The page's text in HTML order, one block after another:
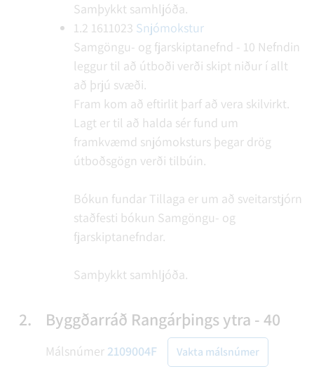
Samþykkt samhljóða.
1.2 1611023 Snjómokstur
Samgöngu- og fjarskiptanefnd - 10 Nefndin
leggur til að útboði verði skipt niður í allt
að þrjú svæði.
Fram kom að eftirlit þarf að vera skilvirkt.
Lagt er til að halda sér fund um
framkvæmd snjómoksturs þegar drög
útboðsgögn verði tilbúin.
Bókun fundar Tillaga er um að sveitarstjórn
staðfesti bókun Samgöngu- og
fjarskiptanefndar.
Samþykkt samhljóða.
2. Byggðarráð Rangárþings ytra - 40
Málsnúmer 2109004F Vakta málsnúmer